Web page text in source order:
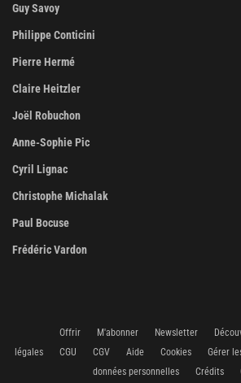
Guy Savoy
Philippe Conticini
Pierre Hermé
Claire Heitzler
Joël Robuchon
Anne-Sophie Pic
Cyril Lignac
Christophe Michalak
Paul Bocuse
Frédéric Vardon
Offrir M'abonner Newsletter
légales
CGU CGV Aide Cookies Gérer
données personnelles
Crédits